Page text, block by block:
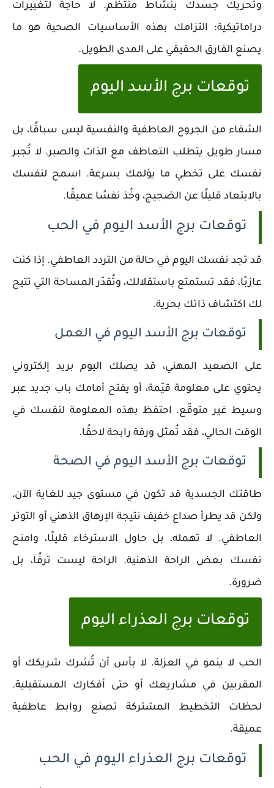
وتحريك جسدك بنشاط منتظم. لا حاجة لتغييرات
دراماتيكية؛ التزامك بهذه الأساسيات الصحية هو ما
يصنع الفارق الحقيقي على المدى الطويل.
توقعات برج الأسد اليوم
الشفاء من الجروح العاطفية والنفسية ليس سباقًا، بل
مسار طويل يتطلب التعاطف مع الذات والصبر. لا تُجبر
نفسك على تخطي ما يؤلمك بسرعة. اسمح لنفسك
بالابتعاد قليلًا عن الضجيج، وخُذ نفسًا عميقًا.
توقعات برج الأسد اليوم في الحب
قد تجد نفسك اليوم في حالة من التردد العاطفي. إذا كنت
عازبًا، فقد تستمتع باستقلالك، وتُقدّر المساحة التي تتيح
لك اكتشاف ذاتك بحرية.
توقعات برج الأسد اليوم في العمل
على الصعيد المهني، قد يصلك اليوم بريد إلكتروني
يحتوي على معلومة قيّمة، أو يفتح أمامك باب جديد عبر
وسيط غير متوقّع. احتفظ بهذه المعلومة لنفسك في
الوقت الحالي، فقد تُمثل ورقة رابحة لاحقًا.
توقعات برج الأسد اليوم في الصحة
طاقتك الجسدية قد تكون في مستوى جيد للغاية الآن،
ولكن قد يطرأ صداع خفيف نتيجة الإرهاق الذهني أو التوتر
العاطفي. لا تهمله، بل حاول الاسترخاء قليلًا، وامنح
نفسك بعض الراحة الذهنية. الراحة ليست ترفًا، بل
ضرورة.
توقعات برج العذراء اليوم
الحب لا ينمو في العزلة. لا بأس أن تُشرك شريكك أو
المقربين في مشاريعك أو حتى أفكارك المستقبلية.
لحظات التخطيط المشتركة تصنع روابط عاطفية
عميقة.
توقعات برج العذراء اليوم في الحب